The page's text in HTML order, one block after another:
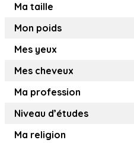
Ma taille
Mon poids
Mes yeux
Mes cheveux
Ma profession
Niveau d’études
Ma religion